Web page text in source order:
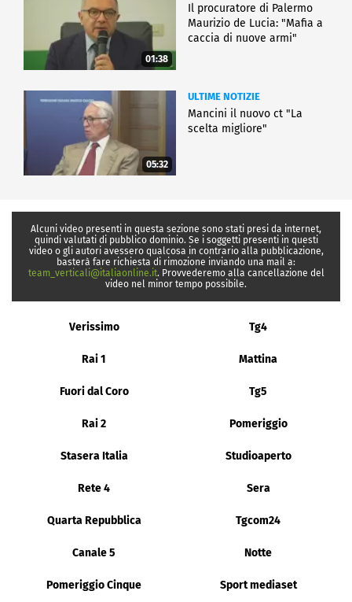
01:38
Il procuratore di Palermo
Maurizio de Lucia: "Mafia a
caccia di nuove armi"
05:32
ULTIME NOTIZIE
Mancini il nuovo ct "La
scelta migliore"
Alcuni video presenti in questa sezione sono stati presi da internet,
quindi valutati di pubblico dominio. Se i soggetti presenti in questi
video o gli autori avessero qualcosa in contrario alla pubblicazione,
basterà fare richiesta di rimozione inviando una mail a:
team_verticali@italiaonline.it. Provvederemo alla cancellazione del
video nel minor tempo possibile.
Verissimo Tg4
Rai 1 Mattina
Fuori dal Coro Tg5
Rai 2 Pomeriggio
Stasera Italia Studioaperto
Rete 4 Sera
Quarta Repubblica Tgcom24
Canale 5 Notte
Pomeriggio Cinque Sport mediaset